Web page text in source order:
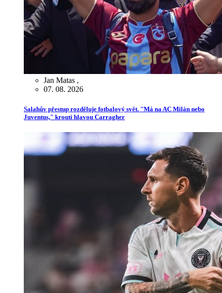
Jan Matas ,
07. 08. 2026
Salahův přestup rozděluje fotbalový svět. "Má na AC Milán nebo
Juventus," kroutí hlavou Carragher